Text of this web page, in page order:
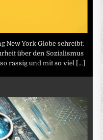
New York Globe schreibt:
über den Sozialismus
rassig und mit so viel [...]